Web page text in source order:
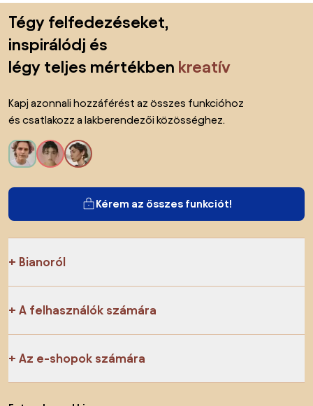
Tégy felfedezéseket,
inspirálódj és
légy teljes mértékben kreatív
Kapj azonnali hozzáférést az összes funkcióhoz
és csatlakozz a lakberendezői közösséghez.
Kérem az összes funkciót!
Bianoról
A felhasználók számára
Az e-shopok számára